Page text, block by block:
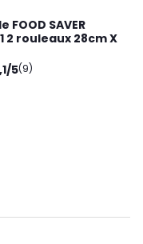
FOOD SAVER
2 rouleaux 28cm X
5(9)